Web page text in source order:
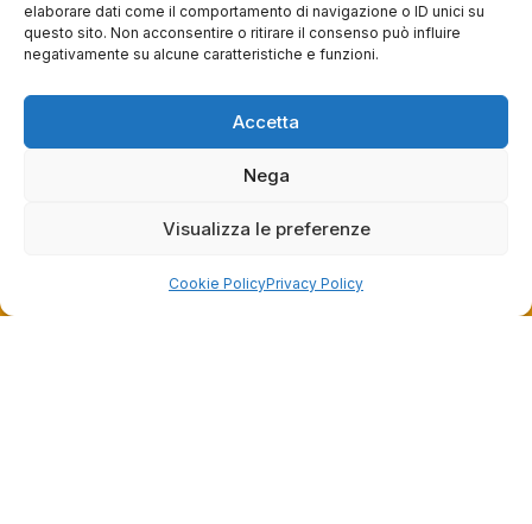
elaborare dati come il comportamento di navigazione o ID unici su
questo sito. Non acconsentire o ritirare il consenso può influire
negativamente su alcune caratteristiche e funzioni.
Accetta
Nega
Visualizza le preferenze
Cookie PolicyPrivacy Policy
+39 06 7932 0130